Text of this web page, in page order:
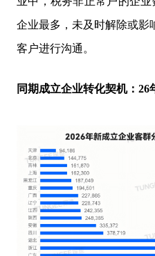
企业最多，未及时解除或影
客户进行沟通。
同期成立企业转化契机：